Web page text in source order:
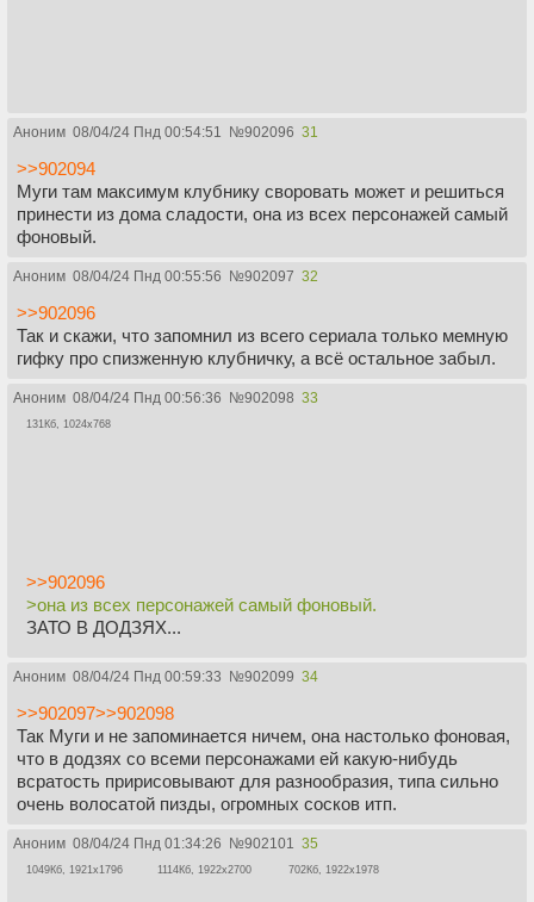
Аноним 08/04/24 Пнд 00:54:51 №902096 31
>>902094
Муги там максимум клубнику своровать может и решиться
принести из дома сладости, она из всех персонажей самый
фоновый.
Аноним 08/04/24 Пнд 00:55:56 №902097 32
>>902096
Так и скажи, что запомнил из всего сериала только мемную
гифку про спизженную клубничку, а всё остальное забыл.
Аноним 08/04/24 Пнд 00:56:36 №902098 33
131Кб, 1024x768
>>902096
>она из всех персонажей самый фоновый.
ЗАТО В ДОДЗЯХ...
Аноним 08/04/24 Пнд 00:59:33 №902099 34
>>902097>>902098
Так Муги и не запоминается ничем, она настолько фоновая,
что в додзях со всеми персонажами ей какую-нибудь
всратость пририсовывают для разнообразия, типа сильно
очень волосатой пизды, огромных сосков итп.
Аноним 08/04/24 Пнд 01:34:26 №902101 35
1049Кб, 1921x1796 1114Кб, 1922x2700 702Кб, 1922x1978